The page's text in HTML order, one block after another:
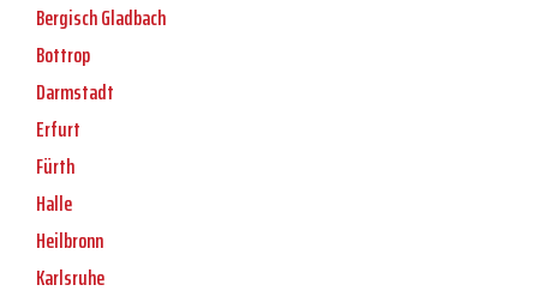
Bergisch Gladbach
Bottrop
Darmstadt
Erfurt
Fürth
Halle
Heilbronn
Karlsruhe